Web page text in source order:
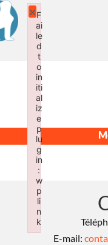
E-mail:
F
ai
le
d
t
o
in
iti
al
iz
e
p
lu
g
in
:
w
p
li
n
k
×
Failed to initialize